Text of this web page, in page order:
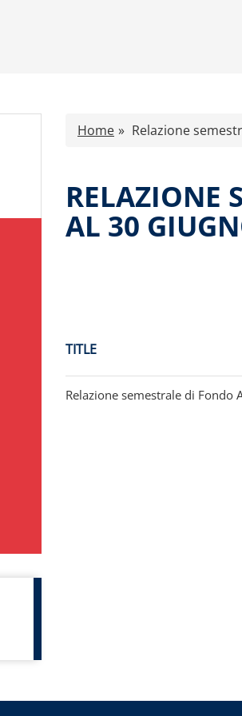
Home Relazione
RELAZIONE
AL 30
TITLE
Relazione semestrale di Fondo